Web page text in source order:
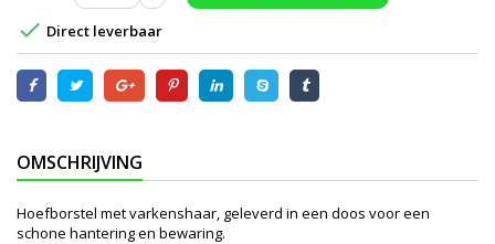
 Direct leverbaar
OMSCHRIJVING
Hoefborstel met varkenshaar, geleverd in een doos voor een
schone hantering en bewaring.